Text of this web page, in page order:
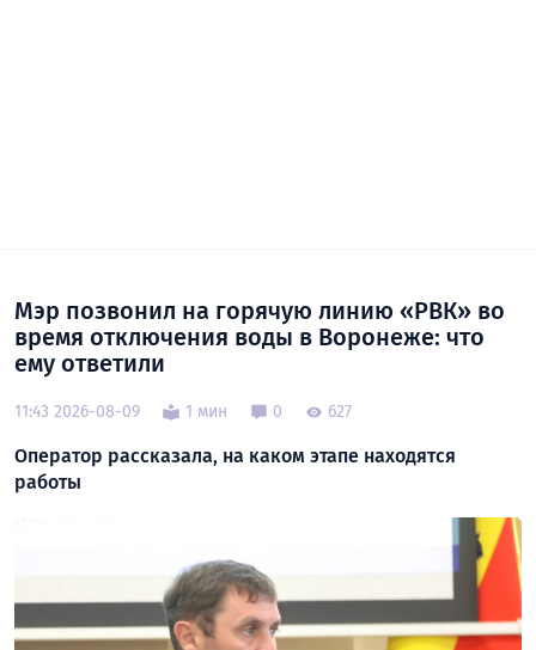
Мэр позвонил на горячую линию «РВК» во
время отключения воды в Воронеже: что
ему ответили
11:43 2026-08-09 1 мин 0 627
Оператор рассказала, на каком этапе находятся
работы